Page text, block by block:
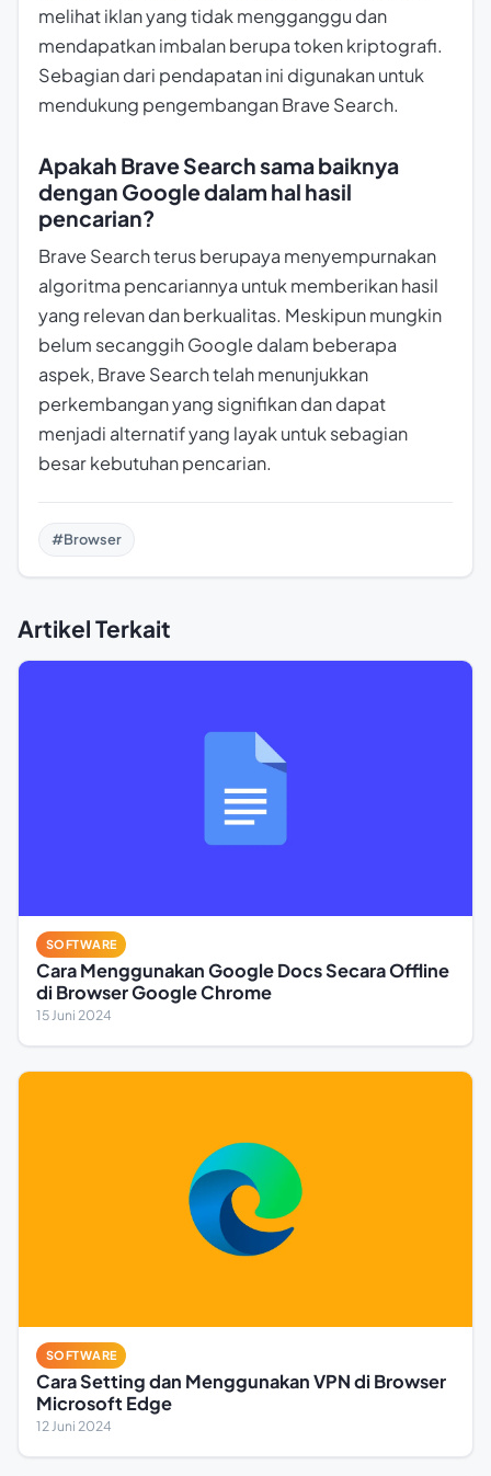
melihat iklan yang tidak mengganggu dan
mendapatkan imbalan berupa token kriptografi.
Sebagian dari pendapatan ini digunakan untuk
mendukung pengembangan Brave Search.
Apakah Brave Search sama baiknya
dengan Google dalam hal hasil
pencarian?
Brave Search terus berupaya menyempurnakan
algoritma pencariannya untuk memberikan hasil
yang relevan dan berkualitas. Meskipun mungkin
belum secanggih Google dalam beberapa
aspek, Brave Search telah menunjukkan
perkembangan yang signifikan dan dapat
menjadi alternatif yang layak untuk sebagian
besar kebutuhan pencarian.
#Browser
Artikel Terkait
SOFTWARE
Cara Menggunakan Google Docs Secara Offline
di Browser Google Chrome
15 Juni 2024
SOFTWARE
Cara Setting dan Menggunakan VPN di Browser
Microsoft Edge
12 Juni 2024